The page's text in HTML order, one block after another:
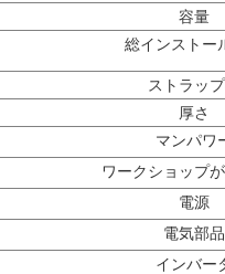
容量
総インストー
ストラッ
厚さ
マンパワ
ワークショップ
電源
電気部品
インバー